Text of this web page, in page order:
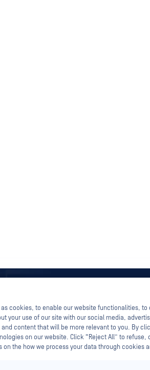
cookies, to enable our website functionalities,
your use of our site with our social media,
content that will be more relevant to you. By
on our website. Click “Reject All” to refuse,
on the how we process your data through cookies